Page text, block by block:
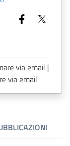
via email |
via email